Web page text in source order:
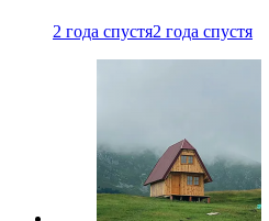
2 года спустя2 года спустя